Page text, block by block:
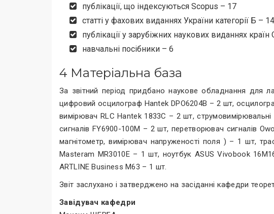
публікації, що індексуються Scopus – 17
статті у фахових виданнях України категорії Б – 14
публікації у зарубіжних наукових виданнях
навчальні посібники – 6
4 Матеріальна база
За звітний період придбано наукове обладнання для
цифровий осцилограф Hantek DPO6204B – 2 шт,
вимірювач RLC Hantek 1833C – 2 шт,
сигналів FY6900-100M – 2 шт, перетворювач сигналів
магнітометр, вимірювач напруженості поля ) – 1 шт,
Masteram MR3010E – 1 шт, ноутбук ASUS Vivobook
ARTLINE Business M63 – 1 шт.
Звіт заслухано і затверджено на засіданні кафедри
Завідувач кафедри